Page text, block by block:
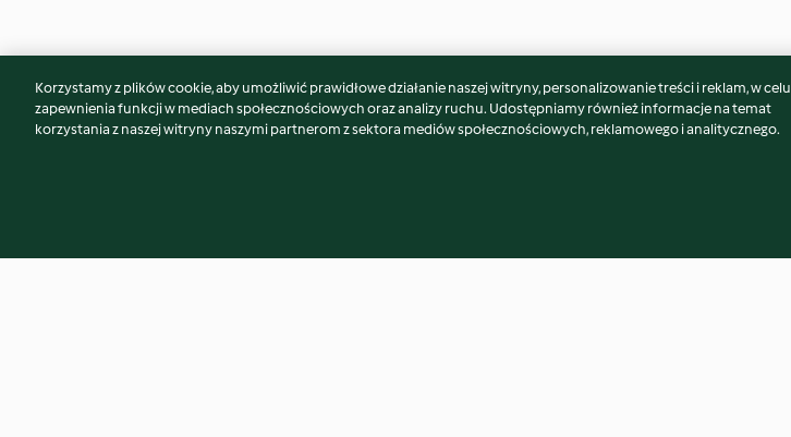
Może spodoba Ci się również...
Korzystamy z plików cookie, aby umożliwić prawidłowe działanie naszej witryny, personalizowanie treści i reklam, w celu
zapewnienia funkcji w mediach społecznościowych oraz analizy ruchu. Udostępniamy również informacje na temat
korzystania z naszej witryny naszymi partnerom z sektora mediów społecznościowych, reklamowego i analitycznego.